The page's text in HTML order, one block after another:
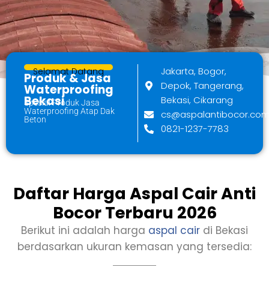
Selamat Datang
Produk & Jasa
Waterproofing
Bekasi
Spesial Produk Jasa
Waterproofing Atap Dak
Beton
Jakarta, Bogor,
Depok, Tangerang,
Bekasi, Cikarang
0821-1237-7783
Daftar Harga Aspal Cair Anti
Bocor Terbaru 2026
Berikut ini adalah harga aspal cair di Bekasi
berdasarkan ukuran kemasan yang tersedia: